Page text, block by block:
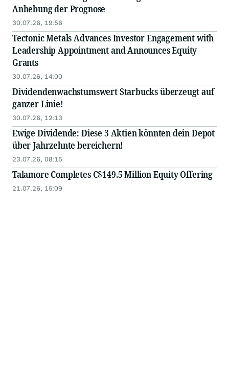
Anhebung der Prognose
30.07.26, 19:56
Tectonic Metals Advances Investor Engagement with
Leadership Appointment and Announces Equity
Grants
30.07.26, 14:00
Dividendenwachstumswert Starbucks überzeugt auf
ganzer Linie!
30.07.26, 12:13
Ewige Dividende: Diese 3 Aktien könnten dein Depot
über Jahrzehnte bereichern!
23.07.26, 08:15
Talamore Completes C$149.5 Million Equity Offering
21.07.26, 15:09